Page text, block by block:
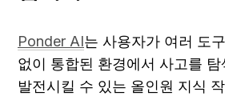
Ponder AI는 사용자가 여러 도
없이 통합된 환경에서 사고를
발전시킬 수 있는 올인원 지식